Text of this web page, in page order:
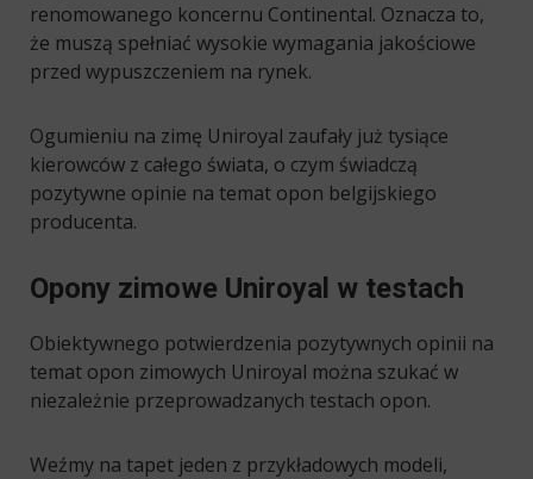
renomowanego koncernu Continental. Oznacza to,
że muszą spełniać wysokie wymagania jakościowe
przed wypuszczeniem na rynek.
Ogumieniu na zimę Uniroyal zaufały już tysiące
kierowców z całego świata, o czym świadczą
pozytywne opinie na temat opon belgijskiego
producenta.
Opony zimowe Uniroyal w testach
Obiektywnego potwierdzenia pozytywnych opinii na
temat opon zimowych Uniroyal można szukać w
niezależnie przeprowadzanych testach opon.
Weźmy na tapet jeden z przykładowych modeli,